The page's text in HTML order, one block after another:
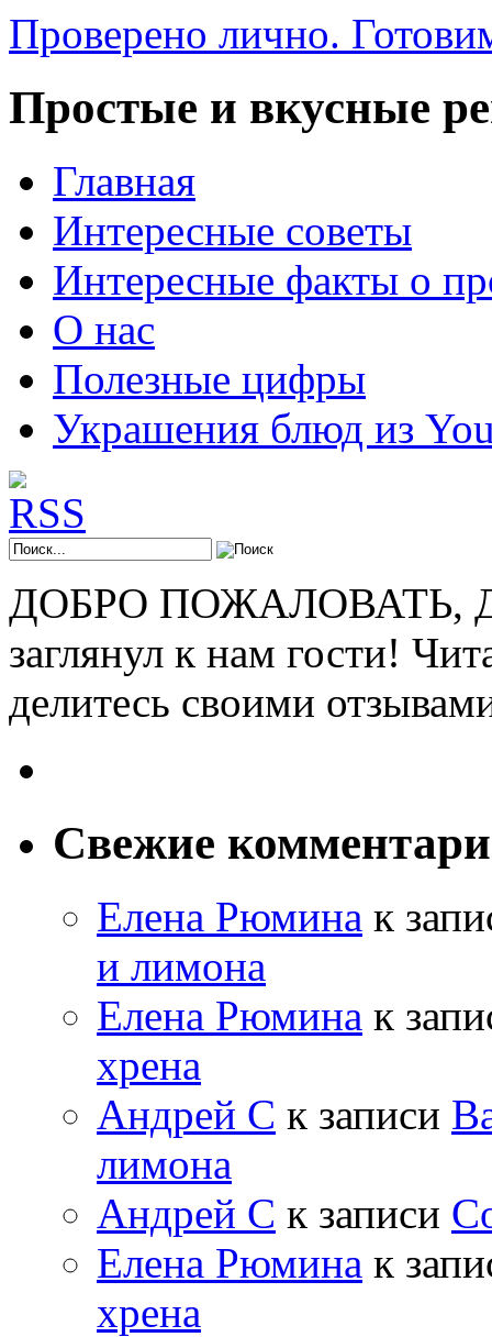
Проверено лично.
Простые и вкусные
Главная
Интересные советы
Интересные факты о
О нас
Полезные цифры
Украшения блюд из
ДОБРО ПОЖАЛОВАТЬ,
заглянул к нам гости!
делитесь своими
Свежие
Елена Рюмина к
и лимона
Елена Рюмина к
хрена
Андрей С к записи
лимона
Андрей С к записи
Елена Рюмина к
хрена